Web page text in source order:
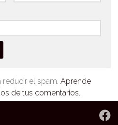
reducir el spam. Aprende
de tus comentarios.